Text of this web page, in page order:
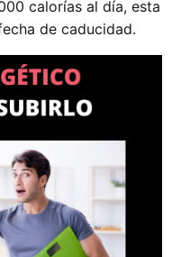
calorías al día, esta
de caducidad.